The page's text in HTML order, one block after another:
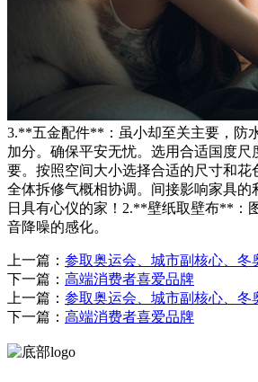
3.**五金配件**：虽小却至关主要，防
加分。确保平安无忧。选用合适国度尺
要。按照空间大小选择合适的尺寸和花
全体拆修气概相协调。间接影响家具的
日具有心仪的家！2.**壁纸取壁布**：
音降噪的感化。
上一篇： 参取奥运会、城市副核心、冬
下一篇： 高端消费者喜爱品牌
上一篇： 参取奥运会、城市副核心、冬
下一篇： 高端消费者喜爱品牌